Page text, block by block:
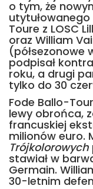
o tym, że
utytułowanego
Toure z LOSC
oraz William
(półsezonowe
podpisał
roku, a drugi
tylko do 30
Fode Ballo-
lewy obrońca,
francuskiej
milionów euro.
Trójkolorowych
stawiał w
Germain.
30-letnim